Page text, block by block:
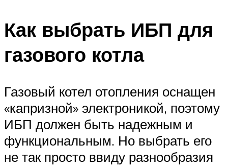
Как выбрать ИБП для
газового котла
Газовый котел отопления оснащен
«капризной» электроникой, поэтому
ИБП должен быть надежным и
функциональным. Но выбрать его
не так просто ввиду разнообразия